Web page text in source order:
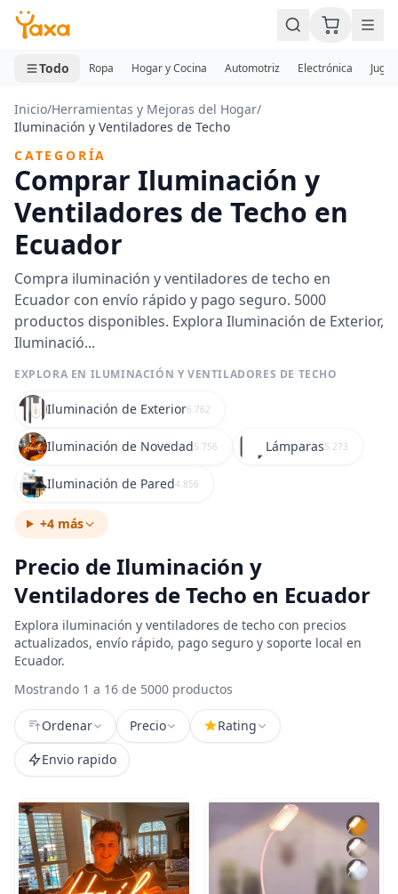
MINI CARRITO
0 productos
Todo Ropa Hogar y Cocina Automotriz Electrónica
Inicio/Herramientas y Mejoras del Hogar/
Iluminación y Ventiladores de Techo
CATEGORÍA
Comprar Iluminación y
Ventiladores de Techo en
Ecuador
Compra iluminación y ventiladores de techo en
Ecuador con envío rápido y pago seguro. 5000
productos disponibles. Explora Iluminación de Exterior,
Iluminació...
EXPLORA EN ILUMINACIÓN Y VENTILADORES DE TECHO
Iluminación de Exterior6.762
Iluminación de Novedad5.756 Lámparas5.273
Iluminación de Pared4.856
+4 más
Precio de Iluminación y
Ventiladores de Techo en Ecuador
Explora iluminación y ventiladores de techo con precios
actualizados, envío rápido, pago seguro y soporte local en
Ecuador.
Mostrando 1 a 16 de 5000 productos
Ordenar Precio
Rating
Envio rapido